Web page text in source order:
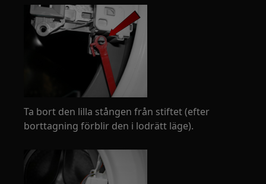
Ta bort den lilla stången från stiftet (efter
borttagning förblir den i lodrätt läge).